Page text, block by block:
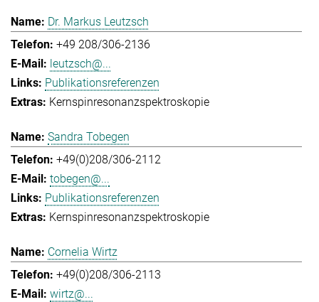
Dr. Markus Leutzsch
+49 208/306-2136
leutzsch@...
Publikationsreferenzen
Kernspinresonanzspektroskopie
Sandra Tobegen
+49(0)208/306-2112
tobegen@...
Publikationsreferenzen
Kernspinresonanzspektroskopie
Cornelia Wirtz
+49(0)208/306-2113
wirtz@...